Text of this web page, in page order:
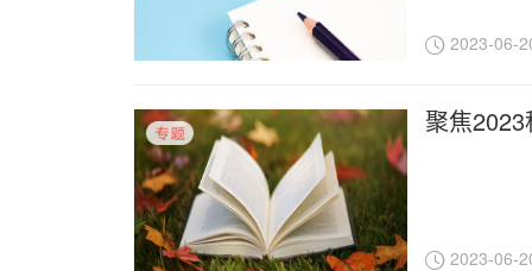
2023-06-
聚焦
2023-06-